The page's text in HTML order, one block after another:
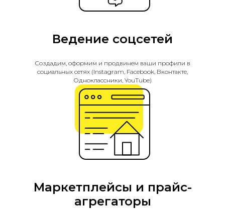
Ведение соцсетей
Создадим, оформим и продвинем ваши профили в
социальных сетях (Instagram, Facebook, Вконтакте,
Одноклассники, YouTube)
Маркетплейсы и прайс-
агрегаторы